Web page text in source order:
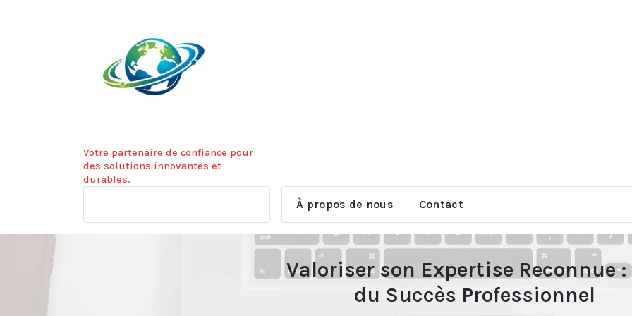
Votre partenaire de confiance pour
des solutions innovantes et
durables.
À propos de nous Contact
Valoriser son Expertise Reconnue :
du Succès Professionnel